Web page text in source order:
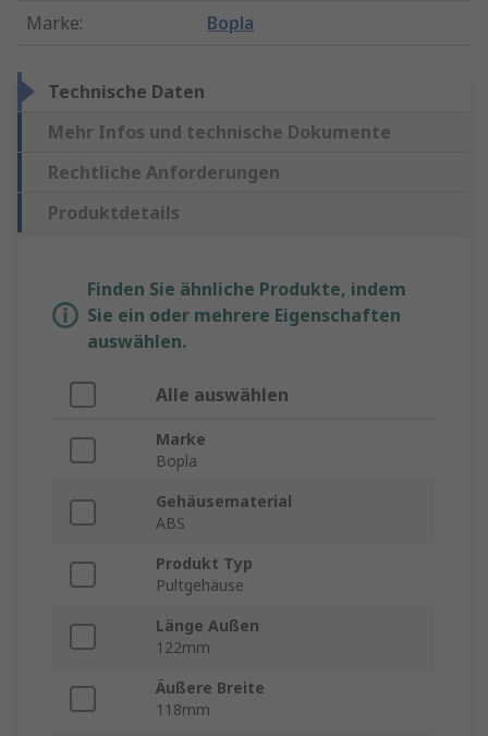
Marke: Bopla
Technische Daten
Mehr Infos und technische Dokumente
Rechtliche Anforderungen
Produktdetails
Finden Sie ähnliche Produkte, indem
Sie ein oder mehrere Eigenschaften
auswählen.
Alle auswählen
Marke
Bopla
Gehäusematerial
ABS
Produkt Typ
Pultgehäuse
Länge Außen
122mm
Äußere Breite
118mm